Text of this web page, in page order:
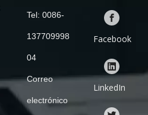
Tel: 0086-
137709998
04
Correo
electrónico
Facebook
LinkedIn